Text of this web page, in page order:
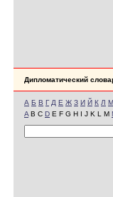
Дипломатический
А Б В Г Д Е Ж З И Й К Л М
A B C D E F G H I J K L M